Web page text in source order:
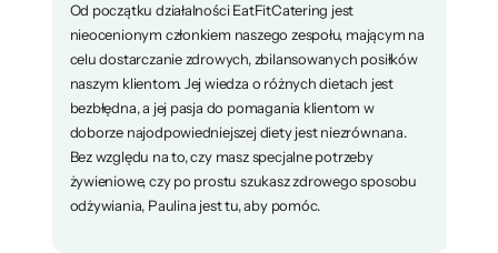
Od początku działalności EatFitCatering jest
nieocenionym członkiem naszego zespołu, mającym na
celu dostarczanie zdrowych, zbilansowanych posiłków
naszym klientom. Jej wiedza o różnych dietach jest
bezbłędna, a jej pasja do pomagania klientom w
doborze najodpowiedniejszej diety jest niezrównana.
Bez względu na to, czy masz specjalne potrzeby
żywieniowe, czy po prostu szukasz zdrowego sposobu
odżywiania, Paulina jest tu, aby pomóc.